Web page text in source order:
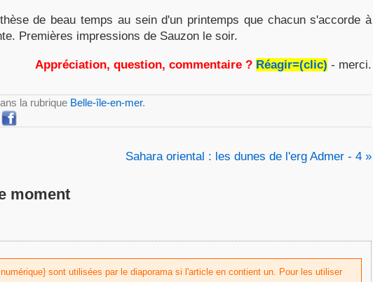
de beau temps au sein d'un printemps que chacun s'accorde à
Premières impressions de Sauzon le soir.
Appréciation, question, commentaire ? Réagir=(clic) - merci.
la rubrique Belle-île-en-mer.
Sahara oriental : les dunes de l'erg Admer - 4 »
moment
sont utilisées par le diaporama si l'article en contient un. Pour les utiliser